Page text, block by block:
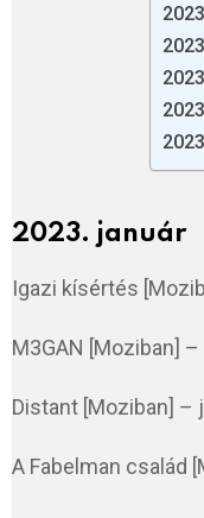
2023. január
Igazi kísértés
M3GAN [Moziban] –
Distant [Moziban] –
A Fabelman család